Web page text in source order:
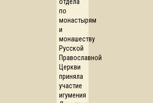
по
монастырям
и
монашеству
Русской
Православной
Церкви
приняла
участие
игумения